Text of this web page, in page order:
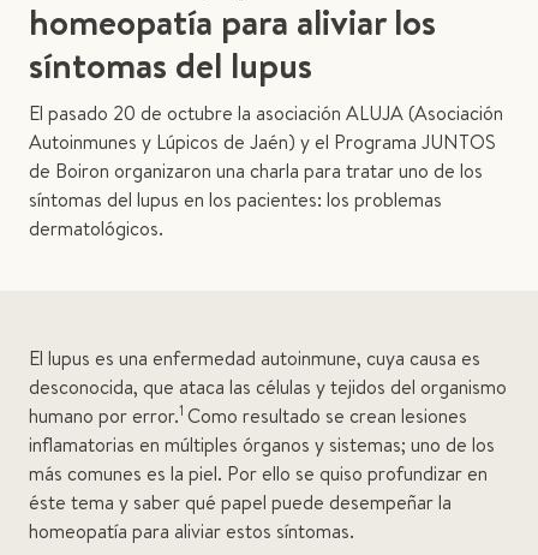
homeopatía para aliviar los
síntomas del lupus
El pasado 20 de octubre la asociación ALUJA (Asociación
Autoinmunes y Lúpicos de Jaén) y el Programa JUNTOS
de Boiron organizaron una charla para tratar uno de los
síntomas del lupus en los pacientes: los problemas
dermatológicos.
El lupus es una enfermedad autoinmune, cuya causa es
desconocida, que ataca las células y tejidos del organismo
humano por error.1 Como resultado se crean lesiones
inflamatorias en múltiples órganos y sistemas; uno de los
más comunes es la piel. Por ello se quiso profundizar en
éste tema y saber qué papel puede desempeñar la
homeopatía para aliviar estos síntomas.